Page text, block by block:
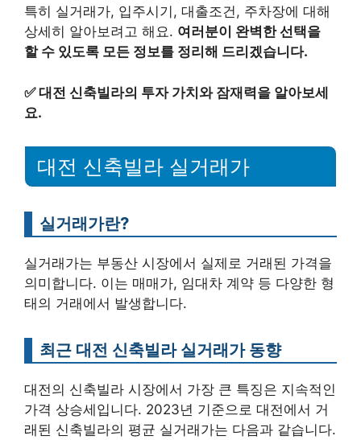
특히 실거래가, 입주시기, 대출조건, 주차장에 대해
상세히 알아보려고 해요. 여러분이 완벽한 선택을
할 수 있도록 모든 정보를 정리해 드리겠습니다.
✅대전 신축빌라의 투자 가치와 잠재력을 알아보세
요.
대전 신축빌라 실거래가
실거래가란?
실거래가는 부동산 시장에서 실제로 거래된 가격을
의미합니다. 이는 매매가, 임대차 계약 등 다양한 형
태의 거래에서 발생합니다.
최근 대전 신축빌라 실거래가 동향
대전의 신축빌라 시장에서 가장 큰 특징은 지속적인
가격 상승세입니다. 2023년 기준으로 대전에서 거
래된 신축빌라의 평균 실거래가는 다음과 같습니다.